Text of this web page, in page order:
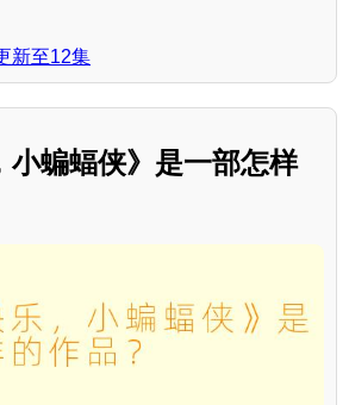
新至12集
小蝙蝠侠》是一部怎样